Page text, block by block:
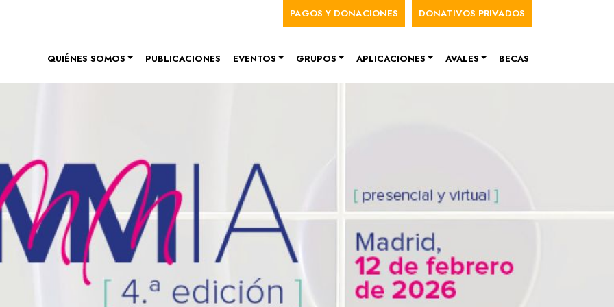
Pasar al contenido principalMenú de cuenta de usuario
PAGOS Y DONACIONES DONATIVOS PRIVADOS
Navegación principal
QUIÉNES SOMOS PUBLICACIONES EVENTOS GRUPOS APLICACIONES AVALES BECAS